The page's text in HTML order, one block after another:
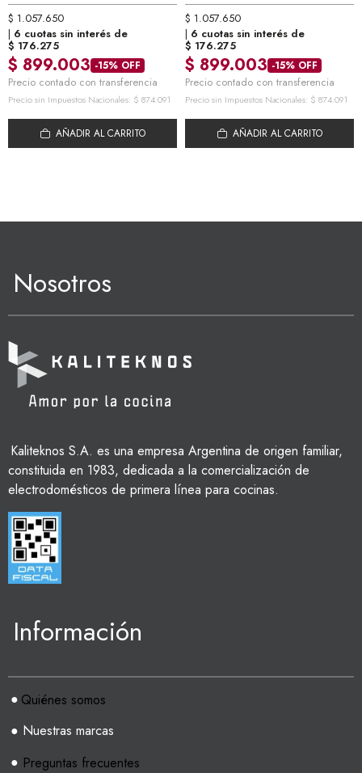
N200 BLANCO (86 X 50 CM)
$ 1.057.650
Precio sin Impuestos Nacionales: $ 874.091
6 cuotas sin interés de
$ 176.275
$ 899.003 -15% OFF
Precio contado con transferencia
AÑADIR AL CARRITO
N200 NEGRO (86 X 50 CM)
$ 1.057.650
Precio sin Impuestos Nacionales: $ 874.091
6 cuotas sin interés de
$ 176.275
$ 899.003 -15% OFF
Precio contado con transferencia
AÑADIR AL CARRITO
Nosotros
Kaliteknos S.A. es una empresa Argentina de origen familiar,
constituida en 1983, dedicada a la comercialización de
electrodomésticos de primera línea para cocinas.
Información
● Quiénes somos
● Nuestras marcas
● Preguntas frecuentes